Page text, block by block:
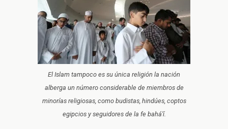
El Islam tampoco es su única religión la nación
alberga un número considerable de miembros de
minorías religiosas, como budistas, hindúes, coptos
egipcios y seguidores de la fe bahá’í.